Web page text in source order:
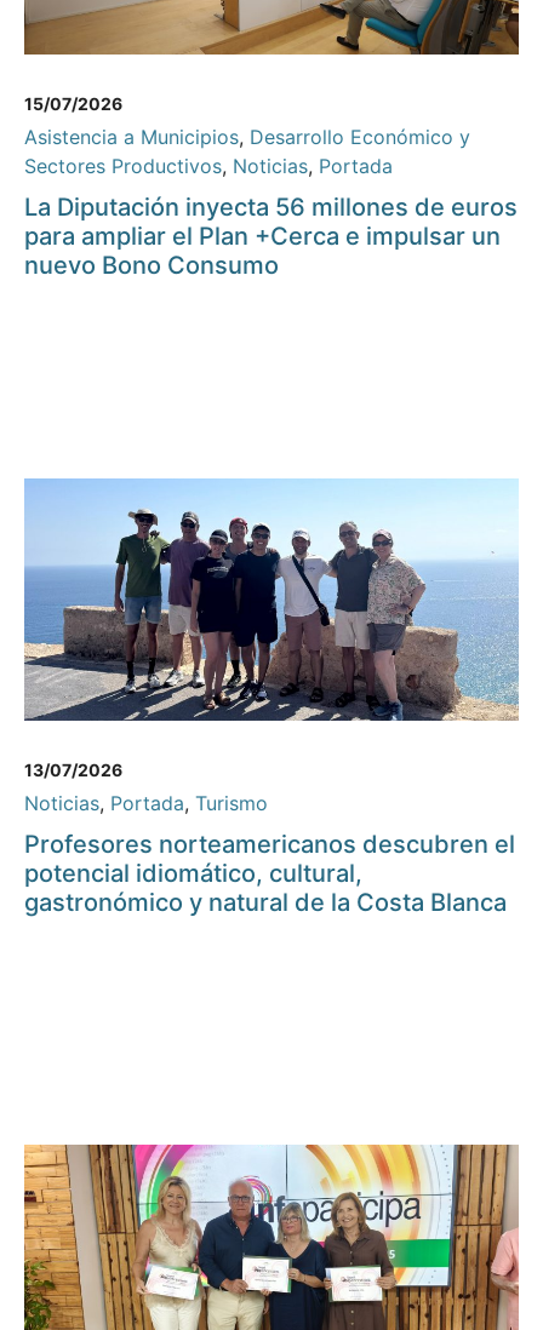
15/07/2026
Asistencia a Municipios, Desarrollo Económico y
Sectores Productivos, Noticias, Portada
La Diputación inyecta 56 millones de euros
para ampliar el Plan +Cerca e impulsar un
nuevo Bono Consumo
13/07/2026
Noticias, Portada, Turismo
Profesores norteamericanos descubren el
potencial idiomático, cultural,
gastronómico y natural de la Costa Blanca